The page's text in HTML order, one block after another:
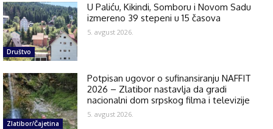
Društvo
U Paliću, Kikindi, Somboru i Novom Sadu
izmereno 39 stepeni u 15 časova
5. avgust 2026.
Zlatibor/Čajetina
Potpisan ugovor o sufinansiranju NAFFIT
2026 – Zlatibor nastavlja da gradi
nacionalni dom srpskog filma i televizije
5. avgust 2026.